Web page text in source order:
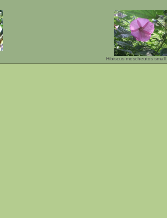
Hibiscus moscheutos small